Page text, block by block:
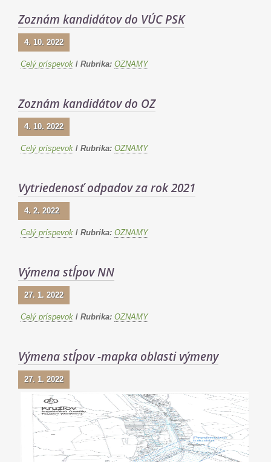
Zoznám kandidátov do VÚC PSK
4. 10. 2022
Celý príspevok / Rubrika: OZNAMY
Zoznám kandidátov do OZ
4. 10. 2022
Celý príspevok / Rubrika: OZNAMY
Vytriedenosť odpadov za rok 2021
4. 2. 2022
Celý príspevok / Rubrika: OZNAMY
Výmena stĺpov NN
27. 1. 2022
Celý príspevok / Rubrika: OZNAMY
Výmena stĺpov -mapka oblasti výmeny
27. 1. 2022